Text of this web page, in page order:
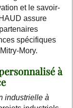
et le savoir-
assure
spécifiques
Mory.
à
industrielle à